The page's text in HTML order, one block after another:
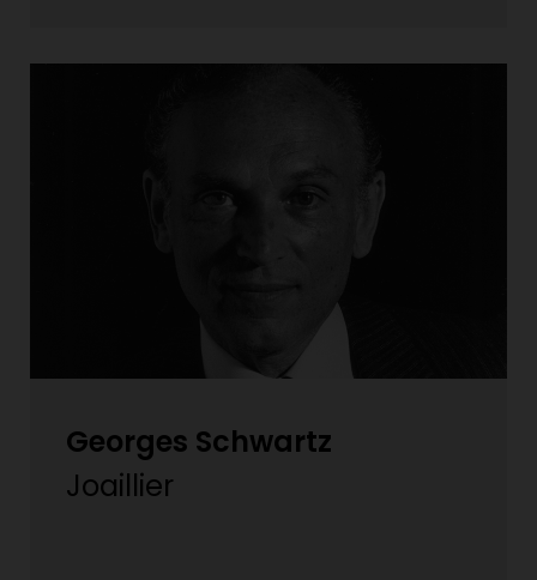
Georges Schwartz
Joaillier